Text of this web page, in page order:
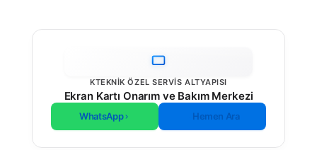
KTEKNIK ÖZEL SERVIS ALTYAPISI
Ekran Kartı Onarım ve Bakım Merkezi
WhatsApp Hemen Ara